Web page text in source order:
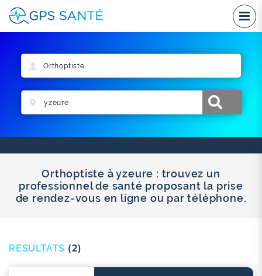
Orthoptiste à yzeure : trouvez un
professionnel de santé proposant la prise
de rendez-vous en ligne ou par téléphone.
RÉSULTATS (2)